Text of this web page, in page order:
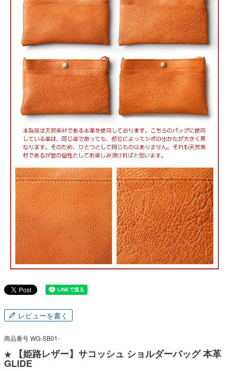
レビューを書く
商品番号WG-SB01-
★ 【姫路レザー】サコッシュ ショルダーバッグ 本革
GLIDE